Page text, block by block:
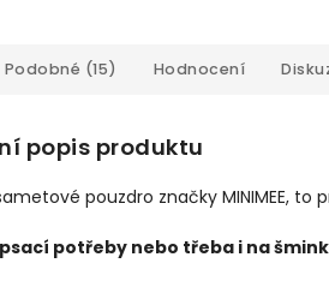
Podobné (15) Hodnocení
popis produktu
pouzdro značky MINIMEE, to
psací potřeby nebo třeba i na